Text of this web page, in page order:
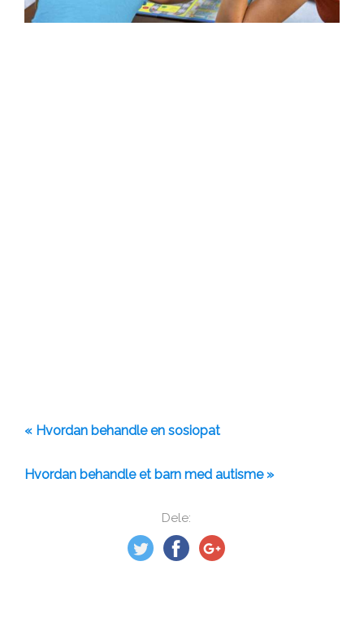
Dele:
« Hvordan behandle en sosiopat
Hvordan behandle et barn med autisme »